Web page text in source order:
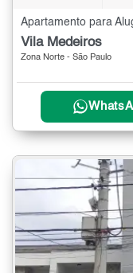
Vila Medeiros
Zona Norte - São Paulo